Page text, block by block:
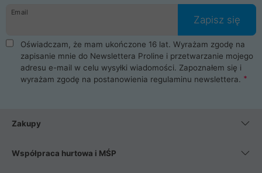
danych osobowych. Dlatego zakup notebooka albo laptopa w
ProLine to czysta przyjemność i pełne bezpieczeństwo.
Zaopatrzysz się u nas w akcesoria i części komputerowe
takie jak procesory, karty graficzne, płyty główne, pamięci,
dyski SSD, M.2 oraz HDD. Nasi pracownicy pomogą Ci wybrać
najlepszy zasilacz komputerowy oraz obudowę do komputera.
Poza komputerami mamy również najlepsze na rynku
Smartfony takich producentów jak Xiaomi, Apple, Samsung i
wentylatory. Na koniec mając już to wszystko, możesz
Email
Zapisz się
Oświadczam, że mam ukończone 16 lat. Wyrażam zgodę na
zapisanie mnie do Newslettera Proline i przetwarzanie mojego
adresu e-mail w celu wysyłki wiadomości. Zapoznałem się i
wyrażam zgodę na postanowienia regulaminu newslettera.
Zakupy
Współpraca hurtowa i MŚP